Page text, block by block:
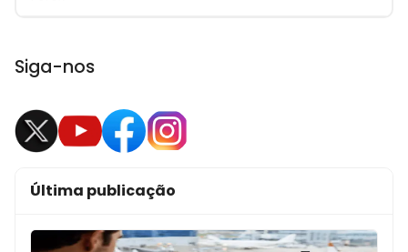
Siga-nos
Última publicação